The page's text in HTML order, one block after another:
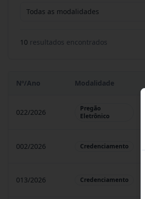
Todas as modalidades
10 resultados encontrados
Nº/Ano Modalidade
022/2026
Pregão
Eletrônico
002/2026 Credenciamento
013/2026 Credenciamento